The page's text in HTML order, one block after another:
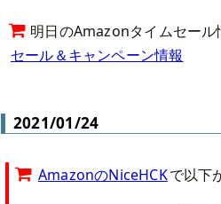
明日のAmazonタイムセー
セール＆キャンペーン情報
2021/01/24
AmazonのNiceHCKで以下